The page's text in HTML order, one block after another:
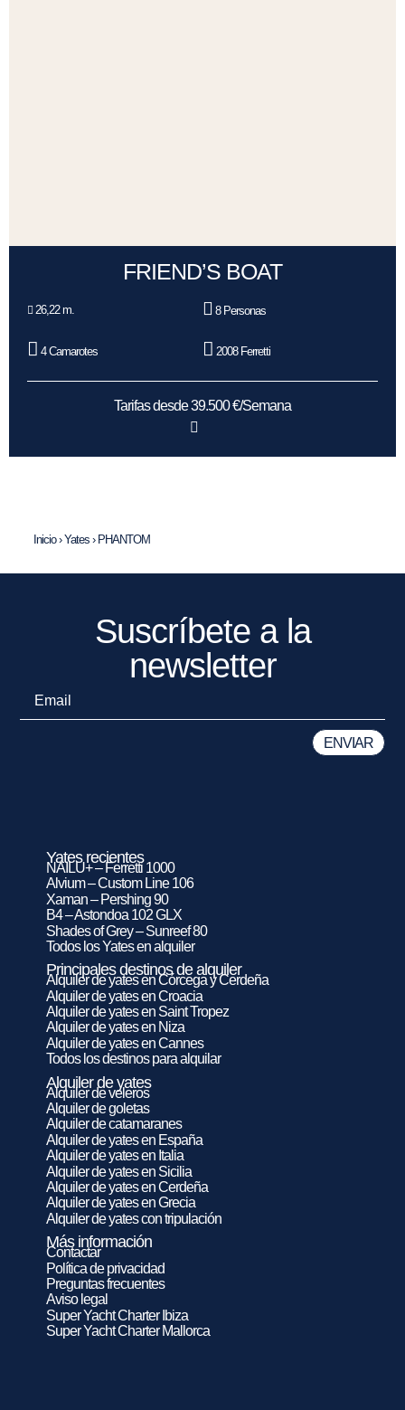
FRIEND’S BOAT
26,22 m. 8 Personas
4 Camarotes 2008 Ferretti
Tarifas desde 39.500 €/Semana
Inicio›Yates › PHANTOM
Suscríbete a la
newsletter
Yates recientes
NAILU+ – Ferretti 1000
Alvium – Custom Line 106
Xaman – Pershing 90
B4 – Astondoa 102 GLX
Shades of Grey – Sunreef 80
Todos los Yates en alquiler
Principales destinos de alquiler
Alquiler de yates en Córcega y Cerdeña
Alquiler de yates en Croacia
Alquiler de yates en Saint Tropez
Alquiler de yates en Niza
Alquiler de yates en Cannes
Todos los destinos para alquilar
Alquiler de yates
Alquiler de veleros
Alquiler de goletas
Alquiler de catamaranes
Alquiler de yates en España
Alquiler de yates en Italia
Alquiler de yates en Sicilia
Alquiler de yates en Cerdeña
Alquiler de yates en Grecia
Alquiler de yates con tripulación
Más información
Contactar
Política de privacidad
Preguntas frecuentes
Aviso legal
Super Yacht Charter Ibiza
Super Yacht Charter Mallorca